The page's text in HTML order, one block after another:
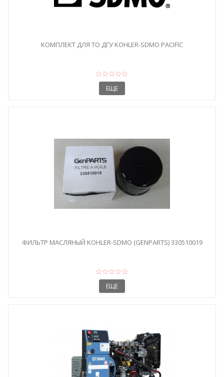
КОМПЛЕКТ ДЛЯ ТО ДГУ KOHLER-SDMO PACIFIC
ЕЩЕ
ФИЛЬТР МАСЛЯНЫЙ KOHLER-SDMO (GENPARTS) 330510019
ЕЩЕ